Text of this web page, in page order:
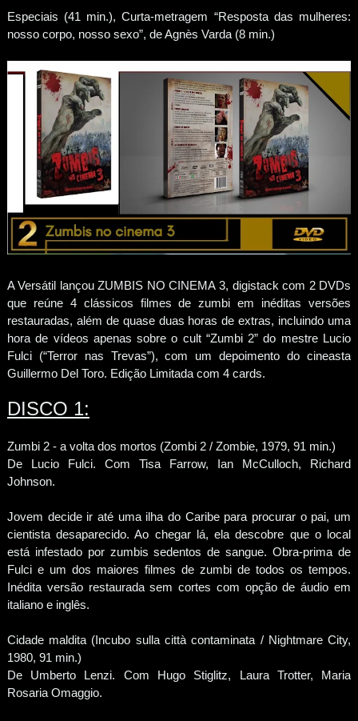
Especiais (41 min.), Curta-metragem “Resposta das mulheres:
nosso corpo, nosso sexo”, de Agnès Varda (8 min.)
A Versátil lançou ZUMBIS NO CINEMA 3, digistack com 2 DVDs
que reúne 4 clássicos filmes de zumbi em inéditas versões
restauradas, além de quase duas horas de extras, incluindo uma
hora de vídeos apenas sobre o cult “Zumbi 2” do mestre Lucio
Fulci (“Terror nas Trevas”), com um depoimento do cineasta
Guillermo Del Toro. Edição Limitada com 4 cards.
DISCO 1:
Zumbi 2 - a volta dos mortos (Zombi 2 / Zombie, 1979, 91 min.)
De Lucio Fulci. Com Tisa Farrow, Ian McCulloch, Richard
Johnson.
Jovem decide ir até uma ilha do Caribe para procurar o pai, um
cientista desaparecido. Ao chegar lá, ela descobre que o local
está infestado por zumbis sedentos de sangue. Obra-prima de
Fulci e um dos maiores filmes de zumbi de todos os tempos.
Inédita versão restaurada sem cortes com opção de áudio em
italiano e inglês.
Cidade maldita (Incubo sulla città contaminata / Nightmare City,
1980, 91 min.)
De Umberto Lenzi. Com Hugo Stiglitz, Laura Trotter, Maria
Rosaria Omaggio.